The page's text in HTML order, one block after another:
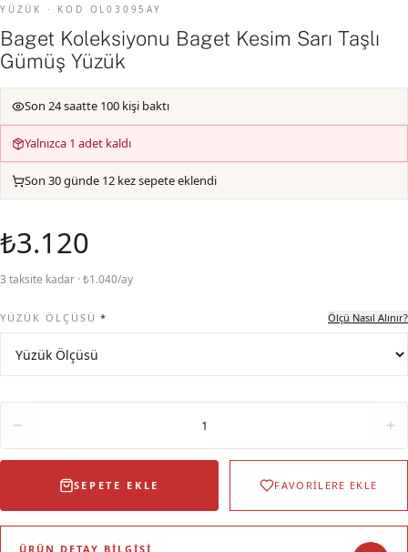
YÜZÜK · KOD OL03095AY
Baget Koleksiyonu Baget Kesim Sarı Taşlı
Gümüş Yüzük
Son 24 saatte 100 kişi baktı
Yalnızca 1 adet kaldı
Son 30 günde 12 kez sepete eklendi
₺3.120
3 taksite kadar · ₺1.040/ay
YÜZÜK ÖLÇÜSÜ * Ölçü Nasıl Alınır?
1
SEPETE EKLE FAVORİLERE EKLE
ÜRÜN DETAY BILGISI